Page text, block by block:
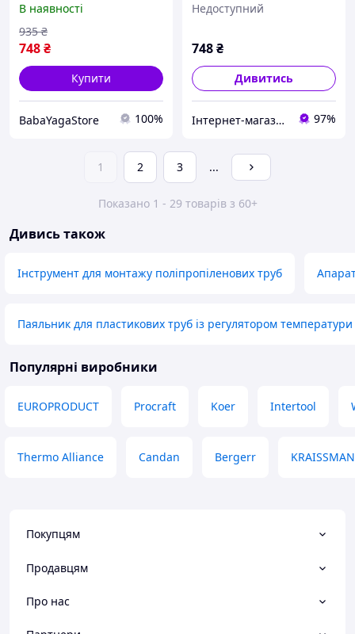
Tex.AC ТА-01-700 : 600 Вт,
20-32мм насадки,
зварювання полімерних
труб
В наявності
748₴
935 ₴
Купити
BabaYagaStore 100%
Недоступний
748₴
Дивитись
Інтернет-магазин інструменту "РЕЗЕРВ" 97%
1 2 3 ...
Показано 1 - 29 товарів з 60+
Дивись також
Інструмент для монтажу поліпропіленових труб
Паяльник для пластикових труб із регулятором температури
Популярні виробники
EUROPRODUCT Procraft Koer Intertool
Thermo Alliance Candan Bergerr
Покупцям
Продавцям
Про нас